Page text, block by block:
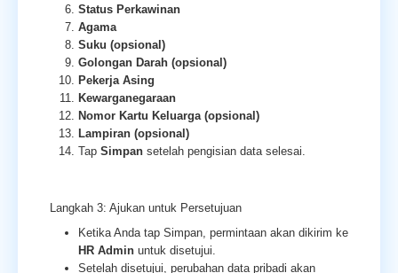
Status Perkawinan
Agama
Suku (opsional)
Golongan Darah (opsional)
Pekerja Asing
Kewarganegaraan
Nomor Kartu Keluarga (opsional)
Lampiran (opsional)
Tap Simpan setelah pengisian data selesai.
Langkah 3: Ajukan untuk Persetujuan
Ketika Anda tap Simpan, permintaan akan dikirim ke
HR Admin untuk disetujui.
Setelah disetujui, perubahan data pribadi akan